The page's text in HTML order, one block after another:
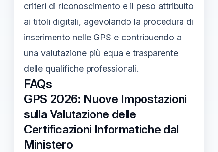
criteri di riconoscimento e il peso attribuito
ai titoli digitali, agevolando la procedura di
inserimento nelle GPS e contribuendo a
una valutazione più equa e trasparente
delle qualifiche professionali.
FAQs
GPS 2026: Nuove Impostazioni
sulla Valutazione delle
Certificazioni Informatiche dal
Ministero